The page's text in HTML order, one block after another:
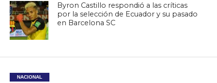
Byron Castillo respondió a las críticas
por la selección de Ecuador y su pasado
en Barcelona SC
NACIONAL